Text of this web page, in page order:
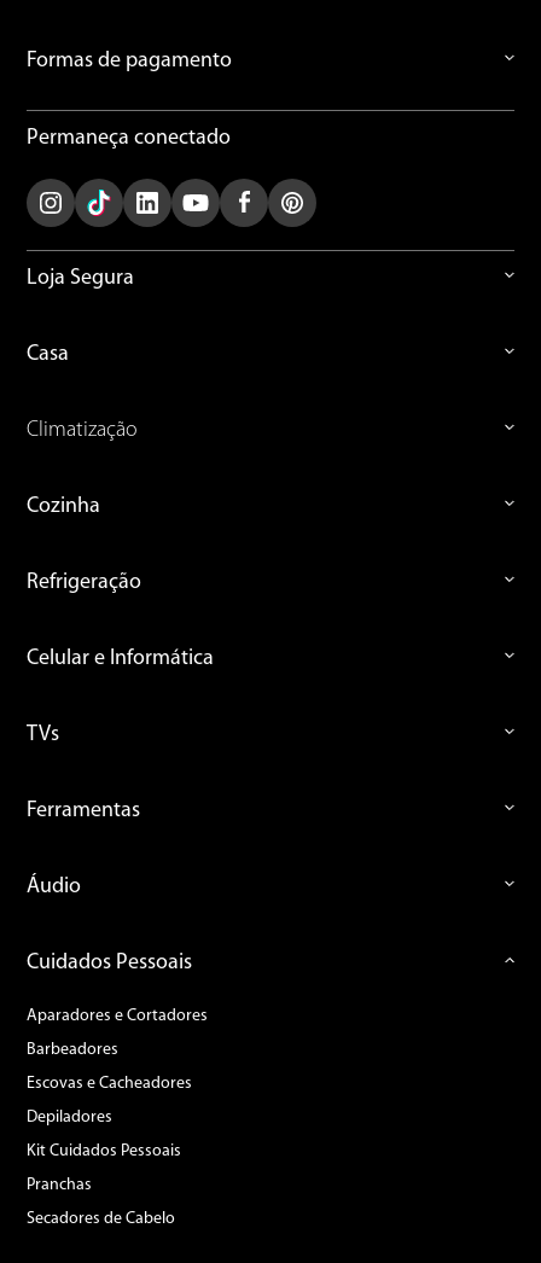
ENVIAR AVALIAÇÃO
Formas de pagamento
Permaneça conectado
Loja Segura
Casa
Climatização
Cozinha
Refrigeração
Celular e Informática
TVs
Ferramentas
Áudio
Cuidados Pessoais
Aparadores e Cortadores
Barbeadores
Escovas e Cacheadores
Depiladores
Kit Cuidados Pessoais
Pranchas
Secadores de Cabelo